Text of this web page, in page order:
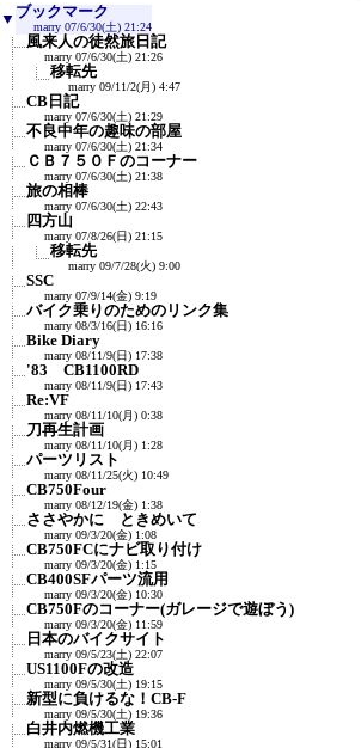
▼ ブックマーク
marry 07/6/30(土) 21:24
風来人の徒然旅日記
marry 07/6/30(土) 21:26
移転先
marry 09/11/2(月) 4:47
CB日記
marry 07/6/30(土) 21:29
不良中年の趣味の部屋
marry 07/6/30(土) 21:34
ＣＢ７５０Ｆのコーナー
marry 07/6/30(土) 21:38
旅の相棒
marry 07/6/30(土) 22:43
四方山
marry 07/8/26(日) 21:15
移転先
marry 09/7/28(火) 9:00
SSC
marry 07/9/14(金) 9:19
バイク乗りのためのリンク集
marry 08/3/16(日) 16:16
Bike Diary
marry 08/11/9(日) 17:38
'83 CB1100RD
marry 08/11/9(日) 17:43
Re:VF
marry 08/11/10(月) 0:38
刀再生計画
marry 08/11/10(月) 1:28
パーツリスト
marry 08/11/25(火) 10:49
CB750Four
marry 08/12/19(金) 1:38
ささやかに ときめいて
marry 09/3/20(金) 1:08
CB750FCにナビ取り付け
marry 09/3/20(金) 1:15
CB400SFパーツ流用
marry 09/3/20(金) 10:30
CB750Fのコーナー(ガレージで遊ぼう)
marry 09/3/20(金) 11:59
日本のバイクサイト
marry 09/5/23(土) 22:07
US1100Fの改造
marry 09/5/30(土) 19:15
新型に負けるな！CB-F
marry 09/5/30(土) 19:36
白井内燃機工業
marry 09/5/31(日) 15:01